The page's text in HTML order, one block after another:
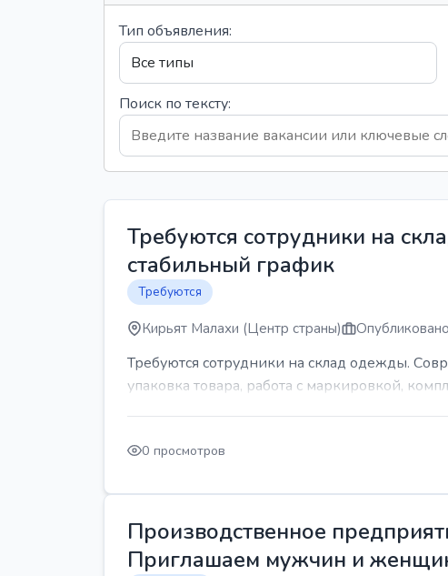
Тип объявления:
Поиск по тексту:
Требуются сотрудники на
стабильный график
Требуются
Кирьят Малахи (Центр страны)
Требуются сотрудники на склад одежды.
упаковка товара, работа с маркировкой,
0 просмотров
Производственное
Приглашаем мужчин и